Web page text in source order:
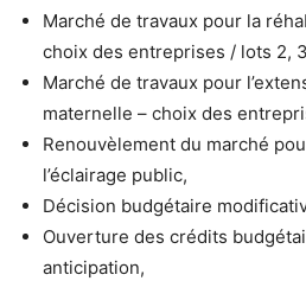
Marché de travaux pour la
choix des entreprises / lots 2,
Marché de travaux pour
maternelle – choix des
Renouvèlement du marché
l’éclairage public,
Décision budgétaire
Ouverture des crédits
anticipation,